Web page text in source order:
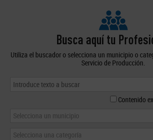
Busca aquí tu
Utiliza el buscador o selecciona un municipio o
Servicio de Producción.
Contenido
Selecciona un municipio
Selecciona una categoría